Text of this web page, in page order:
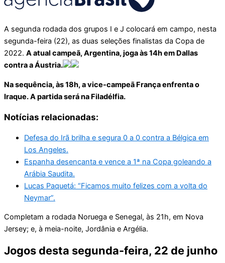
A segunda rodada dos grupos I e J colocará em campo, nesta
segunda-feira (22), as duas seleções finalistas da Copa de
2022. A atual campeã, Argentina, joga às 14h em Dallas
contra a Áustria.
Na sequência, às 18h, a vice-campeã França enfrenta o
Iraque. A partida será na Filadélfia.
Notícias relacionadas:
Defesa do Irã brilha e segura 0 a 0 contra a Bélgica em
Los Angeles.
Espanha desencanta e vence a 1ª na Copa goleando a
Arábia Saudita.
Lucas Paquetá: “Ficamos muito felizes com a volta do
Neymar”.
Completam a rodada Noruega e Senegal, às 21h, em Nova
Jersey; e, à meia-noite, Jordânia e Argélia.
Jogos desta segunda-feira, 22 de junho